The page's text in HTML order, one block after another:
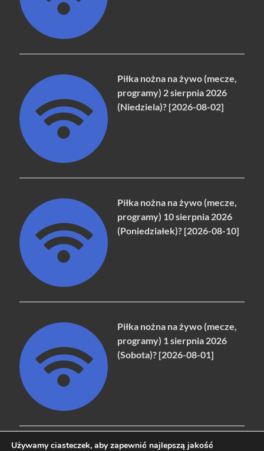
Piłka nożna na żywo (mecze,
programy) 2 sierpnia 2026
(Niedziela)? [2026-08-02]
Piłka nożna na żywo (mecze,
programy) 10 sierpnia 2026
(Poniedziałek)? [2026-08-10]
Piłka nożna na żywo (mecze,
programy) 1 sierpnia 2026
(Sobota)? [2026-08-01]
Używamy ciasteczek, aby zapewnić najlepszą jakość